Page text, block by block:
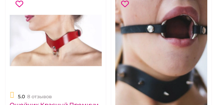
5.0 8 отзывов